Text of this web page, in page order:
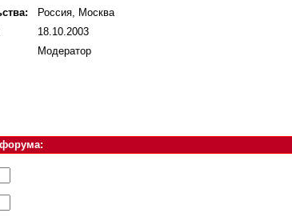
Россия, Москва
18.10.2003
Модератор